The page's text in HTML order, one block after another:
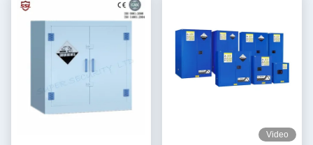
Video